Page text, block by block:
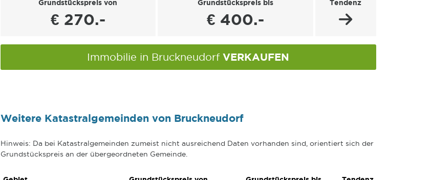
Grundstückspreis von
€ 270.-
Grundstückspreis bis
€ 400.-
Tendenz
Immobilie in Bruckneudorf VERKAUFEN
Weitere Katastralgemeinden von Bruckneudorf
Hinweis: Da bei Katastralgemeinden zumeist nicht ausreichend Daten vorhanden sind, orientiert sich der
Grundstückspreis an der übergeordneten Gemeinde.